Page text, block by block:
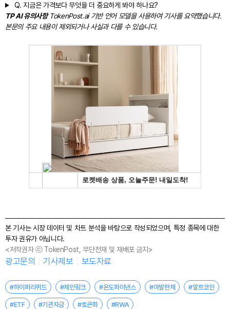
Q. 지금은 가격보다 무엇을 더 중요하게 봐야 하나요?
TP AI 유의사항TokenPost.ai 기반 언어 모델을 사용하여 기사를 요약했습니다.
본문의 주요 내용이 제외되거나 사실과 다를 수 있습니다.
본 기사는 시장 데이터 및 차트 분석을 바탕으로 작성되었으며, 특정 종목에 대한
투자 권유가 아닙니다.
<저작권자 ⓒ TokenPost, 무단전재 및 재배포 금지>
광고문의 기사제보 보도자료
#하이퍼리퀴드 #체인링크 #온도파이낸스 #아발란체 #알트코인
#ETF #기관자금 #토큰화 #RWA